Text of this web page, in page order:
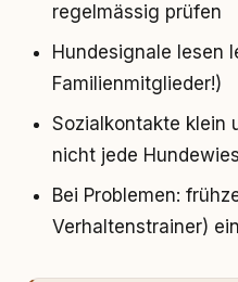
regelmässig prüfen
Hundesignale lesen
Familienmitglieder!)
Sozialkontakte klein
nicht jede
Bei Problemen:
Verhaltenstrainer)